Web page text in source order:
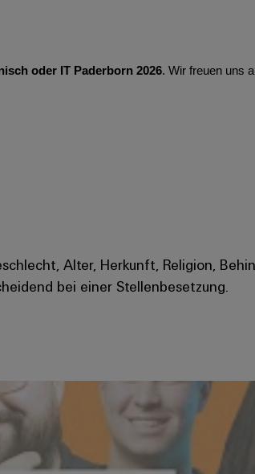
oder IT Paderborn 2026. Wir freuen uns
Alter, Herkunft, Religion,
bei einer Stellenbesetzung.